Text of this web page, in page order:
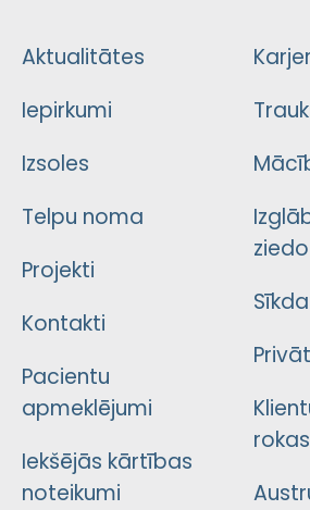
Aktualitātes
Iepirkumi
Izsoles
Telpu noma
Projekti
Kontakti
Pacientu
apmeklējumi
Iekšējās kārtības
noteikumi